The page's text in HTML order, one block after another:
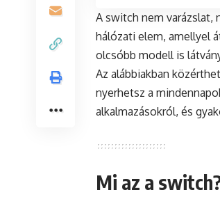
A switch nem varázslat,
hálózati elem, amellyel
olcsóbb modell is
Az alábbiakban
nyerhetsz a
alkalmazásokról, és
Mi az a